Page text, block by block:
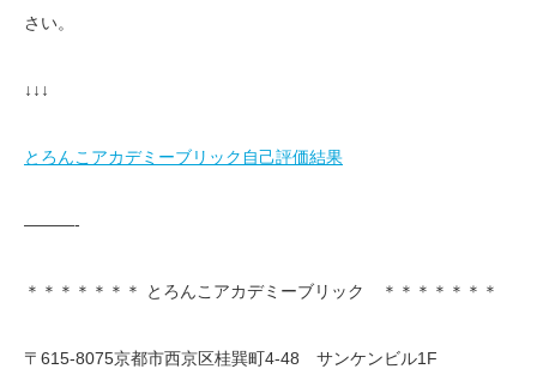
さい。
↓↓↓
とろんこアカデミーブリック自己評価結果
———-
＊＊＊＊＊＊＊ とろんこアカデミーブリック ＊＊＊＊＊＊＊
〒615-8075京都市西京区桂巽町4-48 サンケンビル1F